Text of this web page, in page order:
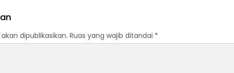
dipublikasikan. Ruas yang wajib ditandai *